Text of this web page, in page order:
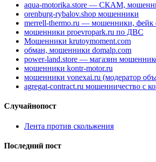
aqua-motorika.store — СКАМ,
orenburg-rybalov.shop мошенники
merrell-thermo.ru — мошенники, фейк
мошенники proevropark.ru по ДВС
Мошенники krutoymoment.com
обман, мошенники domalp.com
power-land.store — магазин
мошенники kontr-motor.ru
мошенники vonexai.ru (модератор
agregat-contract.ru мошенничество с
Случайнопост
Лента против скольжения
Последний пост